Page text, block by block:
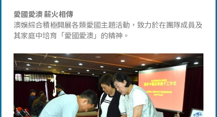
愛國愛澳薪火相傳
澳娛綜合積極開展各類愛國主題活動，致力於在團隊成員及
其家庭中培育「愛國愛澳」的精神。